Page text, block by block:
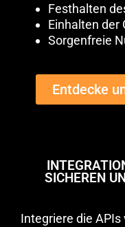
Festhalten
Einhalten der
Sorgenfreie
Entdecke
SICHEREN
Integriere die